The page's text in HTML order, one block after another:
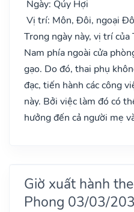
Ngày: Qúy Hợi
Vị trí: Môn, Đôi, ngoại
Trong ngày này, vị trí
Nam phía ngoài cửa
gạo. Do đó, thai phụ
đạc, tiến hành các công
này. Bởi việc làm đó có
hưởng đến cả người mẹ
Giờ xuất hành
Phong 03/03/